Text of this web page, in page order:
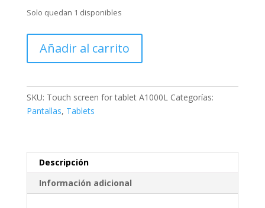
Solo quedan 1 disponibles
screen
A1000L,
Lenovo,
Añadir al carrito
SKU: Touch screen for tablet A1000L Categorías:
Pantallas, Tablets
Descripción
Información adicional